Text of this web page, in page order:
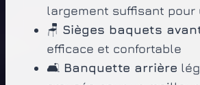
largement suffisant pour
🪑 Sièges baquets
efficace et confortable
🛋️ Banquette arrière